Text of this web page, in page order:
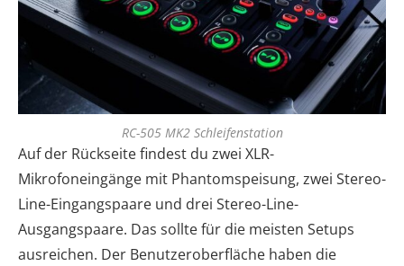
RC-505 MK2 Schleifenstation
Auf der Rückseite findest du zwei XLR-
Mikrofoneingänge mit Phantomspeisung, zwei Stereo-
Line-Eingangspaare und drei Stereo-Line-
Ausgangspaare. Das sollte für die meisten Setups
ausreichen. Der Benutzeroberfläche haben die